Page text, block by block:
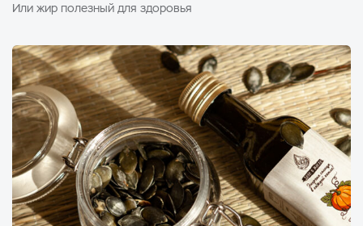
Или жир полезный для здоровья